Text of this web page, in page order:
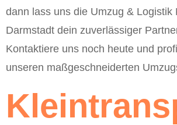
dann lass uns die Umzug & Logistik
Darmstadt dein zuverlässiger
Kontaktiere uns noch heute und
unseren maßgeschneiderten